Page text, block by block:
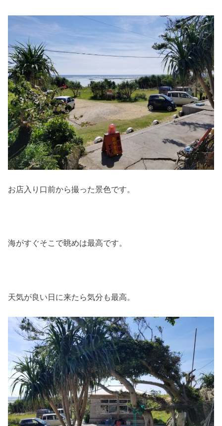
お店入り口前から撮った景色です。
海がすぐそこで眺めは最高です。
天気が良い日に来たら気分も最高。